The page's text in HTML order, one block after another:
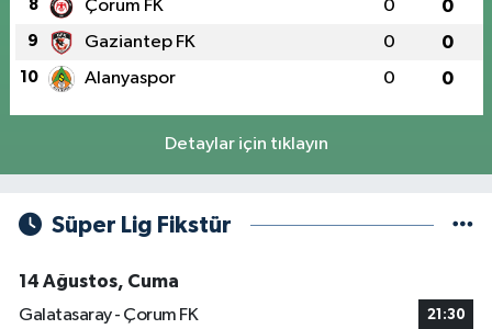
8 Çorum FK 0 0
9 Gaziantep FK 0 0
10 Alanyaspor 0 0
Detaylar için tıklayın
Süper Lig Fikstür
14 Ağustos, Cuma
Galatasaray - Çorum FK
21:30